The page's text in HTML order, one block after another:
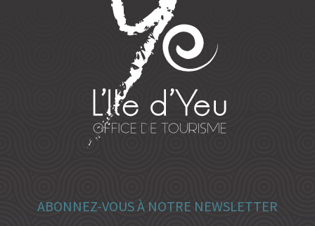
ABONNEZ-VOUS À NOTRE NEWSLETTER